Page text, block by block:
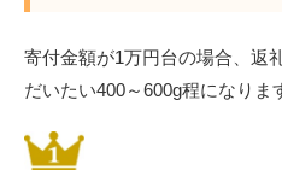
寄付金額が1万円台の場合、返
だいたい400～600g程になりま